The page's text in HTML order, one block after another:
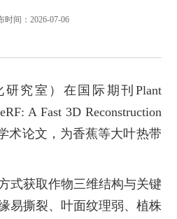
时间：2026-07-06
究室）在国际期刊Plant
A Fast 3D Reconstruction
学术论文，为香蕉等大叶热带
式获取作物三维结构与关键
易撕裂、叶面纹理弱、植株